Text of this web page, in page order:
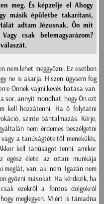
meg. És képzelje el Ahogy
másik épületbe takarítani,
adtam Jézusnak. Ön mit
csak belemagyarázom?
nem lehet meggyőzni. Ez esetben
ne is akarja. Hiszen úgysem fog
Önnek vajmi kevés hatása van.
sor, annyit mondhat, hogy Ön ezt
kell hozzátenni. Ha ő folytatni
szinte bántalmazás. Kérje,
nem érdemes beszélgetni
a tanúságtételtől menekülés,
kell tanúságot tenni, amikor
egész élete, az ottani munkája
meglát, van, aki nem. Igazán nem
győzni másokat. Ha kérdezik, ha
ezekről a fontos dolgokról
meglegyen. Miért is támadna